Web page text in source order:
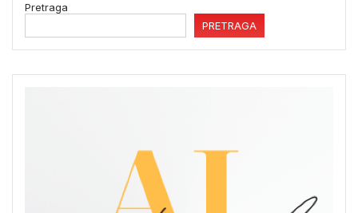
Pretraga
PRETRAGA